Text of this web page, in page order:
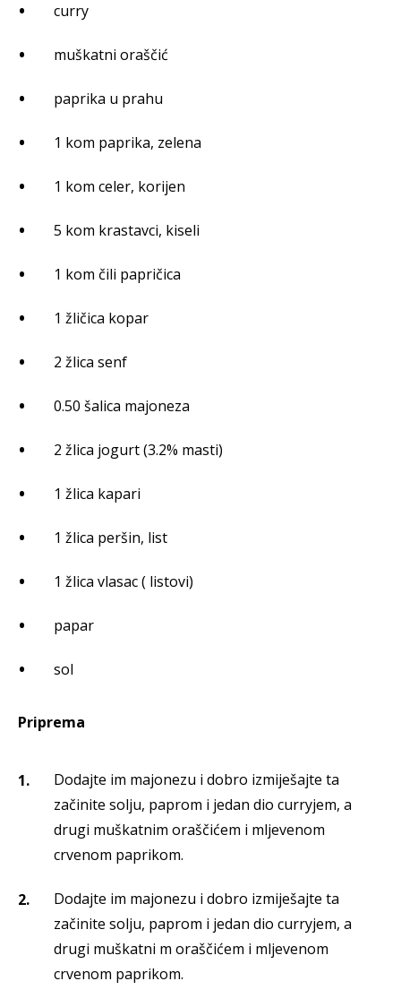
curry
muškatni oraščić
paprika u prahu
1 kom paprika, zelena
1 kom celer, korijen
5 kom krastavci, kiseli
1 kom čili papričica
1 žličica kopar
2 žlica senf
0.50 šalica majoneza
2 žlica jogurt (3.2% masti)
1 žlica kapari
1 žlica peršin, list
1 žlica vlasac ( listovi)
papar
sol
Priprema
Dodajte im majonezu i dobro izmiješajte ta
začinite solju, paprom i jedan dio curryjem, a
drugi muškatnim oraščićem i mljevenom
crvenom paprikom.
Dodajte im majonezu i dobro izmiješajte ta
začinite solju, paprom i jedan dio curryjem, a
drugi muškatni m oraščićem i mljevenom
crvenom paprikom.